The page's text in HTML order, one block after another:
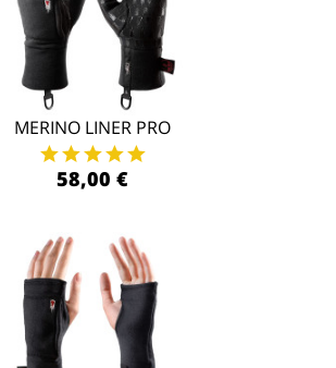
MERINO LINER PRO
58,00 €